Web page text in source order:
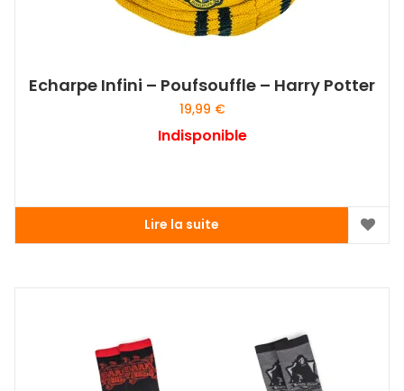
Echarpe Infini – Poufsouffle – Harry Potter
19,99 €
Indisponible
Lire la suite